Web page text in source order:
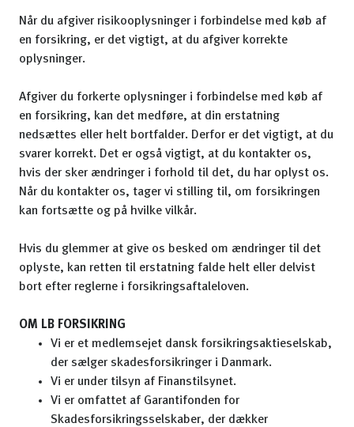
Når du afgiver risikooplysninger i forbindelse med køb af
en forsikring, er det vigtigt, at du afgiver korrekte
oplysninger.
Afgiver du forkerte oplysninger i forbindelse med køb af
en forsikring, kan det medføre, at din erstatning
nedsættes eller helt bortfalder. Derfor er det vigtigt, at du
svarer korrekt. Det er også vigtigt, at du kontakter os,
hvis der sker ændringer i forhold til det, du har oplyst os.
Når du kontakter os, tager vi stilling til, om forsikringen
kan fortsætte og på hvilke vilkår.
Hvis du glemmer at give os besked om ændringer til det
oplyste, kan retten til erstatning falde helt eller delvist
bort efter reglerne i forsikringsaftaleloven.
OM LB FORSIKRING
Vi er et medlemsejet dansk forsikringsaktieselskab,
der sælger skadesforsikringer i Danmark.
Vi er under tilsyn af Finanstilsynet.
Vi er omfattet af Garantifonden for
Skadesforsikringsselskaber, der dækker